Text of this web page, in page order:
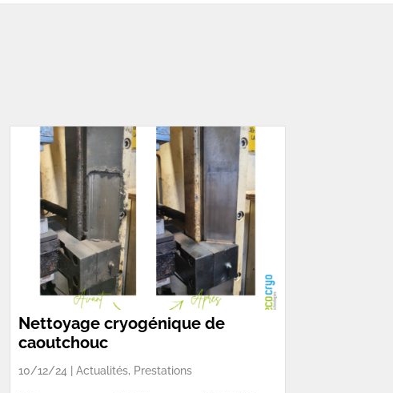
Nettoyage cryogénique de
caoutchouc
10/12/24 | Actualités, Prestations